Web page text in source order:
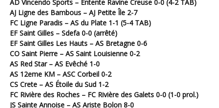
AD Vincendo Sports – Entente Ravine Creuse 0-0 (4-2 TAB)
AJ Ligne des Bambous – AJ Petite Île 2-7
FC Ligne Paradis – AS du Plate 1-1 (5-4 TAB)
EF Saint Gilles – Sdefa 0-0 (arrêté)
EF Saint Gilles Les Hauts – AS Bretagne 0-6
CO Saint Pierre – AS Saint Louisienne 0-2
AS Red Star – AS Evêché 1-0
AS 12eme KM – ASC Corbeil 0-2
CS Crete – AS Étoile du Sud 1-2
FC Rivière des Roches – FC Rivière des Galets 0-0 (1-0 prol.)
JS Sainte Annoise – AS Ariste Bolon 8-0